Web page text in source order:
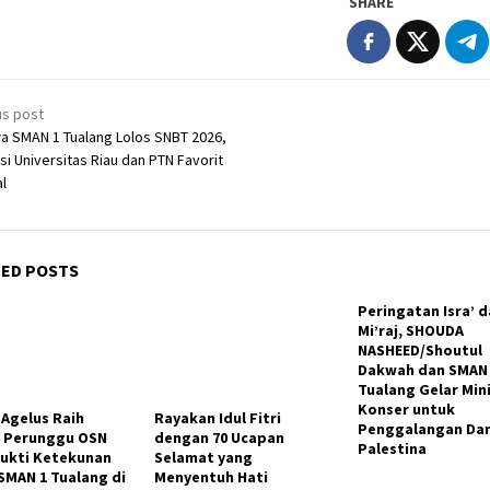
post
SMAN 1 Tualang Lolos SNBT 2026,
Universitas Riau dan PTN Favorit
POSTS
Raih
OSN
Ketekunan
1 Tualang di
Rayakan Idul Fitri
dengan 70 Ucapan
Selamat yang
Menyentuh Hati
Peringatan Isra’
Mi’raj, SHOUDA
NASHEED/Shoutul
Dakwah dan SMAN
Tualang Gelar Mini
Konser untuk
Penggalangan
Palestina